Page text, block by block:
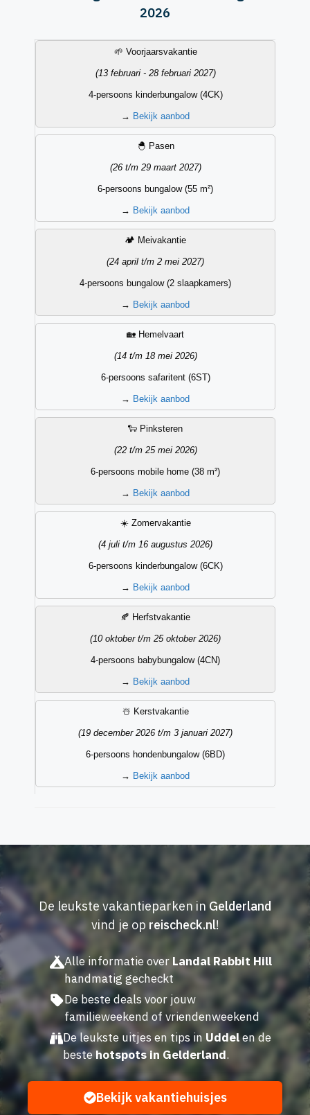
2026
Datum Accommodatietype
🌱 Voorjaarsvakantie
(13 februari - 28 februari 2027)
4-persoons kinderbungalow (4CK)
→ Bekijk aanbod
🐣 Pasen
(26 t/m 29 maart 2027)
6-persoons bungalow (55 m²)
→ Bekijk aanbod
🏕️ Meivakantie
(24 april t/m 2 mei 2027)
4-persoons bungalow (2 slaapkamers)
→ Bekijk aanbod
🏡 Hemelvaart
(14 t/m 18 mei 2026)
6-persoons safaritent (6ST)
→ Bekijk aanbod
🐑 Pinksteren
(22 t/m 25 mei 2026)
6-persoons mobile home (38 m²)
→ Bekijk aanbod
☀️ Zomervakantie
(4 juli t/m 16 augustus 2026)
6-persoons kinderbungalow (6CK)
→ Bekijk aanbod
🍂 Herfstvakantie
(10 oktober t/m 25 oktober 2026)
4-persoons babybungalow (4CN)
→ Bekijk aanbod
☃️ Kerstvakantie
(19 december 2026 t/m 3 januari 2027)
6-persoons hondenbungalow (6BD)
→ Bekijk aanbod
De leukste vakantieparken in Gelderland
vind je op reischeck.nl!
Alle informatie over Landal Rabbit Hill
handmatig gecheckt
De beste deals voor jouw
familieweekend of vriendenweekend
De leukste uitjes en tips in Uddelen de
bestehotspots in Gelderland.
Bekijk vakantiehuisjes